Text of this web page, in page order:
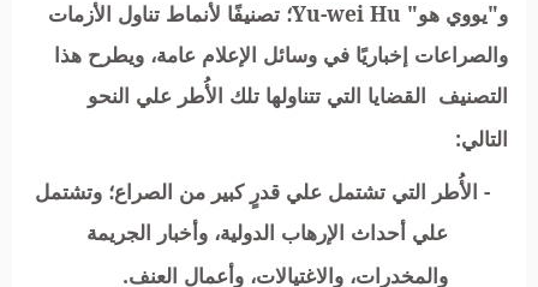
و"يووي هو" Yu-wei Hu؛ تصنيفًا لأنماط تناول الأزمات
والصراعات إخباريًا في وسائل الإعلام عامة، ويطرح هذا
التصنيف القضايا التي تتناولها تلك الأُطر علي النحو
التالي:
- الأُطر التي تشتمل علي قدرٍ كبير من الصراع؛ وتشتمل
علي أحداث الإرهاب الدولية، وأخبار الجريمة
والمخدرات، والاغتيالات، وأعمال العنف.